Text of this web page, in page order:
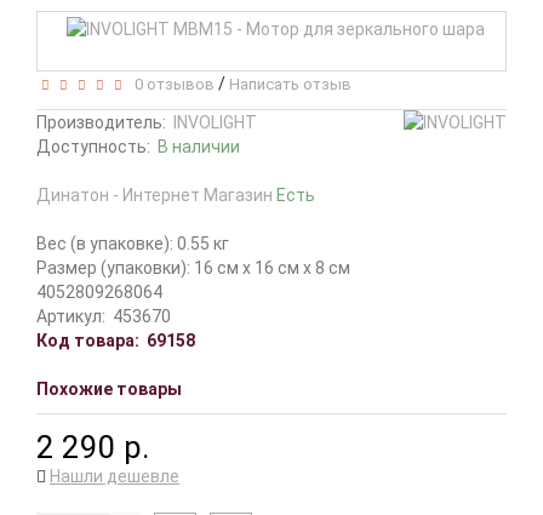
0 отзывов / Написать отзыв
Производитель:
INVOLIGHT
Доступность: В наличии
Динатон - Интернет Магазин Есть
Вес (в упаковке): 0.55 кг
Размер (упаковки): 16 см x 16 см x 8 см
4052809268064
Артикул: 453670
Код товара: 69158
Похожие товары
2 290 р.
Нашли дешевле